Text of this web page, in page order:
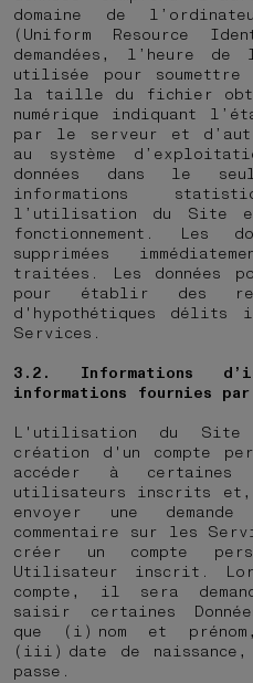
domaine de
(Uniform Resource
demandées, l’heure de
utilisée pour soumettre
la taille du fichier
numérique indiquant
par le serveur et
au système
données dans le
informations
l’utilisation du Site
fonctionnement. Les
supprimées
traitées. Les données
pour établir des
d'hypothétiques délits
Services.
3.2. Informations
informations fournies
L'utilisation du Site
création d'un compte
accéder à certaines
utilisateurs inscrits et,
envoyer une
commentaire sur les
créer un compte
Utilisateur inscrit.
compte, il sera
saisir certaines
que (i) nom et
(iii) date de
passe.